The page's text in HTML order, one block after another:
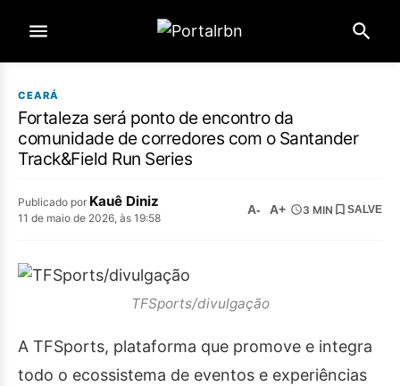
CEARÁ
​Fortaleza será ponto de encontro da
comunidade de corredores com o Santander
Track&Field Run Series
Publicado por Kauê Diniz
11 de maio de 2026, às 19:58
A- A+ 3 MIN SALVE
TFSports/divulgação
A TFSports, plataforma que promove e integra
todo o ecossistema de eventos e experiências